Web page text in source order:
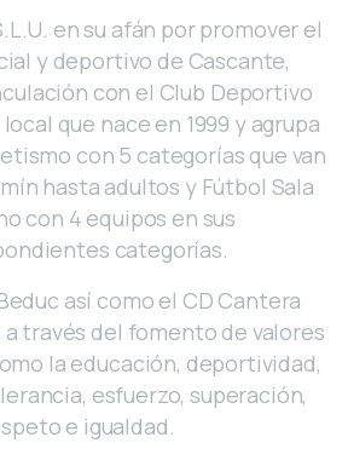
en su afán por promover el
y deportivo de Cascante,
con el Club Deportivo
que nace en 1999 y agrupa
con 5 categorías que van
hasta adultos y Fútbol Sala
con 4 equipos en sus
categorías.
así como el CD Cantera
través del fomento de valores
la educación, deportividad,
esfuerzo, superación,
e igualdad.